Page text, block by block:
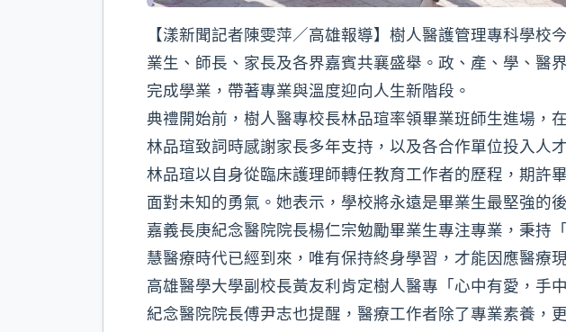
【漾新聞記者陳雯萍／高雄報導】樹人醫護管理專科學
業生、師長、家長及各界嘉賓共襄盛舉。政、產、學、醫
完成學業，帶著專業與溫度迎向人生新階段。
典禮開始前，樹人醫專校長林品瑄率領畢業班師生進場，
林品瑄致詞時感謝家長多年支持，以及各合作單位投入人
林品瑄以自身從臨床護理師轉任教育工作者的歷程，期許
面對未知的勇氣。她表示，學校將永遠是畢業生最堅強的
嘉義長庚紀念醫院院長楊仁宗勉勵畢業生專注專業，秉持
慧醫療時代已經到來，唯有保持終身學習，才能因應醫療
高雄醫學大學副校長黃友利肯定樹人醫專「心中有愛，手
紀念醫院院長傅尹志也提醒，醫療工作者除了專業素養，